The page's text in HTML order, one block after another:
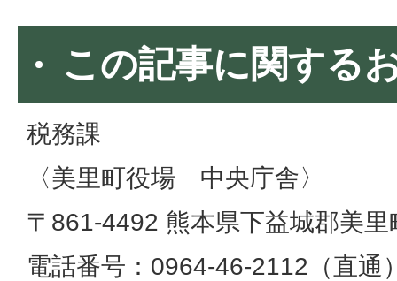
この記事に関する
税務課
〈美里町役場 中央庁舎〉
〒861-4492 熊本県下益城郡美
電話番号：0964-46-2112（直通